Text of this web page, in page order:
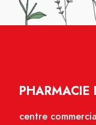
PHARMACIE
centre